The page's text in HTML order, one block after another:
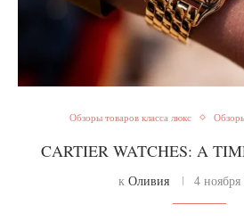
Обзоры товаров класса люкс
CARTIER WATCHES: A
к Оливия 4 ноября